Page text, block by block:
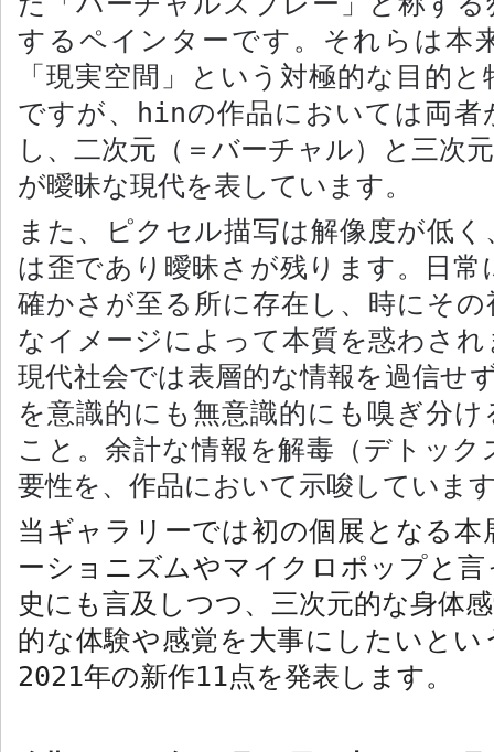
するペインターです。それらは本
「現実空間」という対極的な目的
ですが、hinの作品においては両者
し、二次元（＝バーチャル）と三次
が曖昧な現代を表しています。
また、ピクセル描写は解像度が低
は歪であり曖昧さが残ります。日
確かさが至る所に存在し、時にそ
なイメージによって本質を惑わさ
現代社会では表層的な情報を過信せ
を意識的にも無意識的にも嗅ぎ分
こと。余計な情報を解毒（デトッ
要性を、作品において示唆していま
当ギャラリーでは初の個展となる
ーショニズムやマイクロポップと
史にも言及しつつ、三次元的な身体
的な体験や感覚を大事にしたいと
2021年の新作11点を発表しま す。